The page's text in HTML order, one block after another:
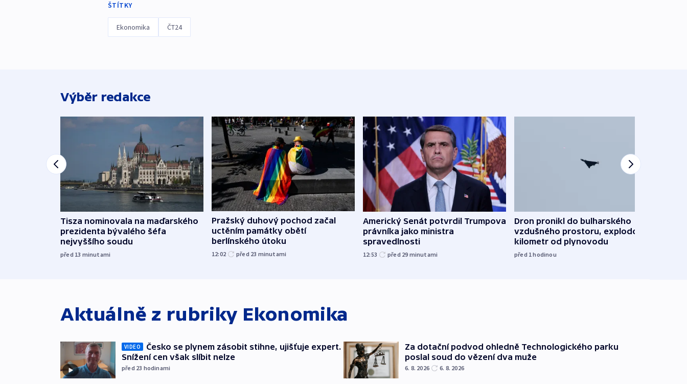
ŠTÍTKY
Ekonomika ČT24
Výběr redakce
Tisza nominovala na maďarského
prezidenta bývalého šéfa
nejvyššího soudu
před 13 minutami
Pražský duhový pochod začal
uctěním památky obětí
berlínského útoku
12:02 před 23 minutami
Americký Senát potvrdil Trumpova
právníka jako ministra
spravedlnosti
12:53 před 29 minutami
Dron pronikl do bulharského
vzdušného prostoru, explodoval
kilometr od plynovodu
před 1hodinou
Aktuálně z rubriky Ekonomika
VIDEO
Česko se plynem zásobit stihne, ujišťuje expert.
Snížení cen však slíbit nelze
před 23 hodinami
Za dotační podvod ohledně Technologického parku
poslal soud do vězení dva muže
6. 8. 2026 6. 8. 2026